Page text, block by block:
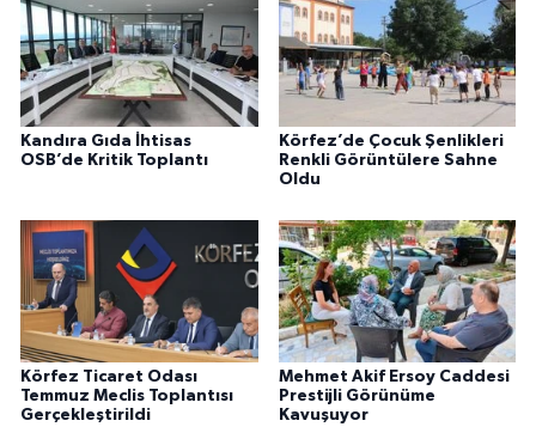
Kandıra Gıda İhtisas
OSB’de Kritik Toplantı
Körfez’de Çocuk Şenlikleri
Renkli Görüntülere Sahne
Oldu
Körfez Ticaret Odası
Temmuz Meclis Toplantısı
Gerçekleştirildi
Mehmet Akif Ersoy Caddesi
Prestijli Görünüme
Kavuşuyor